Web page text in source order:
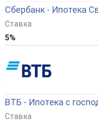
Сбербанк - Ипотека
Ставка
5%
ВТБ - Ипотека с
Ставка